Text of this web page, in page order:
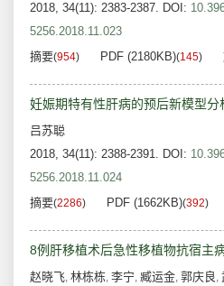
2018, 34(11): 2383-2387. DOI:
5256.2018.11.023
摘要(954) PDF (2180KB)(145)
妊娠期特有性肝病的预后新模型分
吕苏聪
2018, 34(11): 2388-2391. DOI:
5256.2018.11.024
摘要(2286) PDF (1662KB)(392)
8例肝移植术后急性移植物抗宿主
赵晓飞, 林栋栋, 李宁, 臧运金, 郭庆良,